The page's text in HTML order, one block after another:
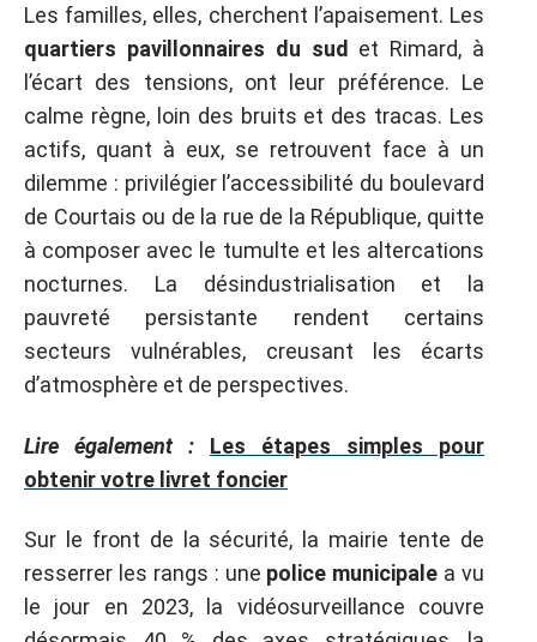
Les familles, elles, cherchent l’apaisement. Les
quartiers pavillonnaires du sud
et Rimard, à
l’écart des tensions, ont leur préférence. Le
calme règne, loin des bruits et des tracas. Les
actifs, quant à eux, se retrouvent face à un
dilemme : privilégier l’accessibilité du boulevard
de Courtais ou de la rue de la République, quitte
à composer avec le tumulte et les altercations
nocturnes. La désindustrialisation et la
pauvreté persistante rendent certains
secteurs vulnérables, creusant les écarts
d’atmosphère et de perspectives.
Lire également :
Les étapes simples pour
obtenir votre livret foncier
Sur le front de la sécurité, la mairie tente de
resserrer les rangs : une police municipale a vu
le jour en 2023, la vidéosurveillance couvre